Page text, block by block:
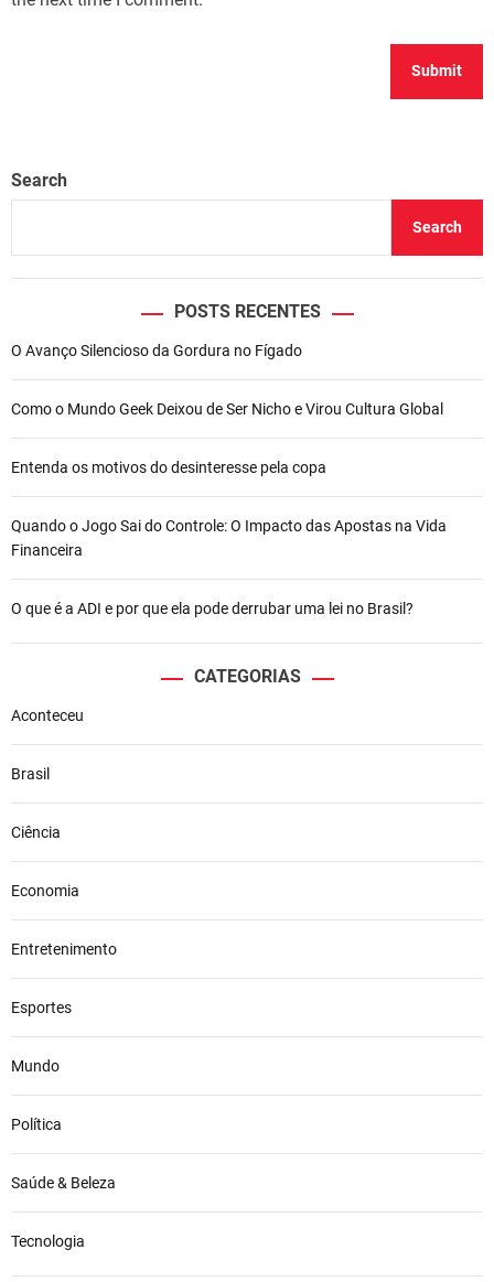
Search
Search
POSTS RECENTES
O Avanço Silencioso da Gordura no Fígado
Como o Mundo Geek Deixou de Ser Nicho e Virou Cultura Global
Entenda os motivos do desinteresse pela copa
Quando o Jogo Sai do Controle: O Impacto das Apostas na Vida
Financeira
O que é a ADI e por que ela pode derrubar uma lei no Brasil?
CATEGORIAS
Aconteceu
Brasil
Ciência
Economia
Entretenimento
Esportes
Mundo
Política
Saúde & Beleza
Tecnologia